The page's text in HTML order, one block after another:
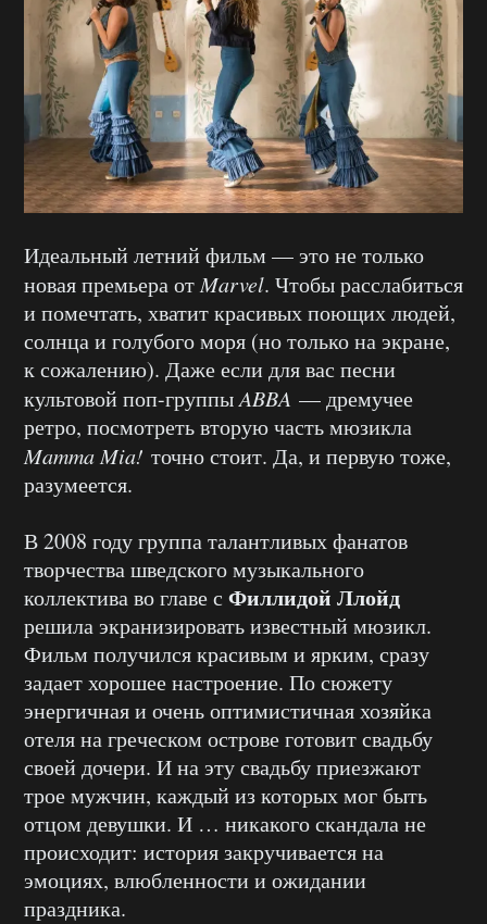
Идеальный летний фильм — это не только
новая премьера отMarvel. Чтобы расслабиться
и помечтать, хватит красивых поющих людей,
солнца и голубого моря (но только на экране,
к сожалению). Даже если для вас песни
культовой поп-группыABBA — дремучее
ретро, посмотреть вторую часть мюзикла
Mamma Mia! точно стоит. Да, и первую тоже,
разумеется.
В 2008 году группа талантливых фанатов
творчества шведского музыкального
коллектива во главе с Филлидой Ллойд
решила экранизировать известный мюзикл.
Фильм получился красивым и ярким, сразу
задает хорошее настроение. По сюжету
энергичная и очень оптимистичная хозяйка
отеля на греческом острове готовит свадьбу
своей дочери. И на эту свадьбу приезжают
трое мужчин, каждый из которых мог быть
отцом девушки. И … никакого скандала не
происходит: история закручивается на
эмоциях, влюбленности и ожидании
праздника.